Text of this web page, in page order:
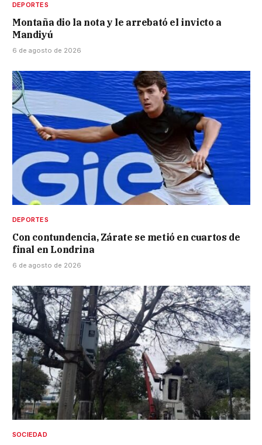
DEPORTES
Montaña dio la nota y le arrebató el invicto a
Mandiyú
6 de agosto de 2026
DEPORTES
Con contundencia, Zárate se metió en cuartos de
final en Londrina
6 de agosto de 2026
SOCIEDAD